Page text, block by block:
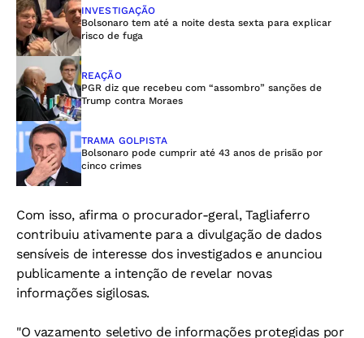
INVESTIGAÇÃO
Bolsonaro tem até a noite desta sexta para explicar
risco de fuga
REAÇÃO
PGR diz que recebeu com “assombro” sanções de
Trump contra Moraes
TRAMA GOLPISTA
Bolsonaro pode cumprir até 43 anos de prisão por
cinco crimes
Com isso, afirma o procurador-geral, Tagliaferro
contribuiu ativamente para a divulgação de dados
sensíveis de interesse dos investigados e anunciou
publicamente a intenção de revelar novas
informações sigilosas.
"O vazamento seletivo de informações protegidas por